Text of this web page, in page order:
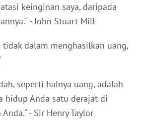
keinginan saya, daripada
- John Stuart Mill
tidak dalam menghasilkan uang,
seperti halnya uang, adalah
hidup Anda satu derajat di
- Sir Henry Taylor